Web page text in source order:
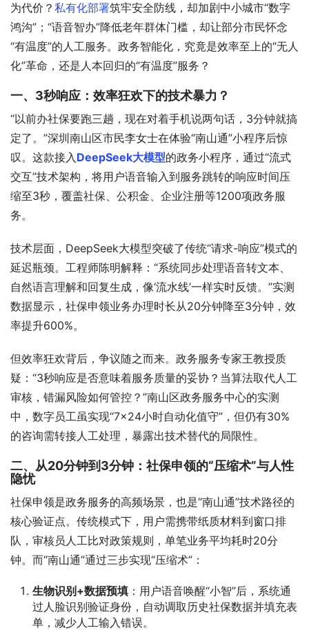
为代价？ 私有化部署筑牢安全防线，却加剧中小城市“数字
鸿沟”；“语音智办”降低老年群体门槛，却让部分市民怀念
“有温度”的人工服务。政务智能化，究竟是效率至上的“无人
化”革命，还是人本回归的“有温度”服务？
一、3秒响应：效率狂欢下的技术暴力？
“以前办社保要跑三趟，现在对着手机说两句话，3分钟就搞
定了。”深圳南山区市民李女士在体验“南山通”小程序后惊
叹。这款接入DeepSeek大模型的政务小程序，通过“流式
交互”技术架构，将用户语音输入到服务跳转的响应时间压
缩至3秒，覆盖社保、公积金、企业注册等1200项政务服
务。
技术层面，DeepSeek大模型突破了传统“请求-响应”模式的
延迟瓶颈。工程师陈明解释：“系统同步处理语音转文本、
自然语言理解和回复生成，像‘流水线’一样实时反馈。”实测
数据显示，社保申领业务办理时长从20分钟降至3分钟，效
率提升600%。
但效率狂欢背后，争议随之而来。政务服务专家王教授质
疑：“3秒响应是否意味着服务质量的妥协？当算法取代人工
审核，错漏风险如何管控？”南山区政务服务中心的实测
中，数字员工虽实现“7×24小时自动化值守”，但仍有30%
的咨询需转接人工处理，暴露出技术替代的局限性。
二、从20分钟到3分钟：社保申领的“压缩术”与人性
隐忧
社保申领是政务服务的高频场景，也是“南山通”技术路径的
核心验证点。传统模式下，用户需携带纸质材料到窗口排
队，审核员人工比对政策规则，单笔业务平均耗时20分
钟。而“南山通”通过三步实现“压缩术”：
生物识别+数据预填 ：用户语音唤醒“小智”后，系统通
过人脸识别验证身份，自动调取历史社保数据并填充表
单，减少人工输入错误。